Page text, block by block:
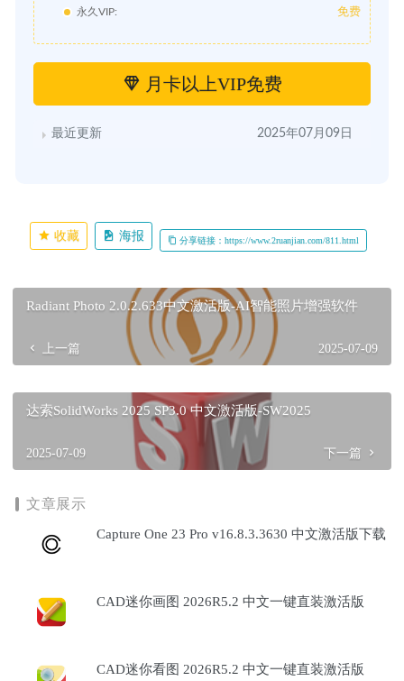
永久VIP: 免费
月卡以上VIP免费
最近更新 2025年07月09日
收藏 海报 分享链接：https://www.2ruanjian.com/811.html
Radiant Photo 2.0.2.633中文激活版-AI智能照片增强软件
上一篇 2025-07-09
达索SolidWorks 2025 SP3.0 中文激活版-SW2025
2025-07-09 下一篇
文章展示
Capture One 23 Pro v16.8.3.3630 中文激活版下载
CAD迷你画图 2026R5.2 中文一键直装激活版
CAD迷你看图 2026R5.2 中文一键直装激活版